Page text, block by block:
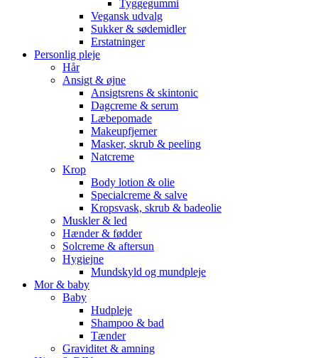
Tyggegummi
Vegansk udvalg
Sukker & sødemidler
Erstatninger
Personlig pleje
Hår
Ansigt & øjne
Ansigtsrens & skintonic
Dagcreme & serum
Læbepomade
Makeupfjerner
Masker, skrub & peeling
Natcreme
Krop
Body lotion & olie
Specialcreme & salve
Kropsvask, skrub & badeolie
Muskler & led
Hænder & fødder
Solcreme & aftersun
Hygiejne
Mundskyld og mundpleje
Mor & baby
Baby
Hudpleje
Shampoo & bad
Tænder
Graviditet & amning